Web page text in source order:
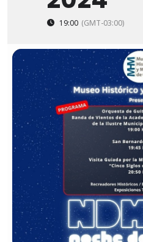
19:00 (GMT-03:00)